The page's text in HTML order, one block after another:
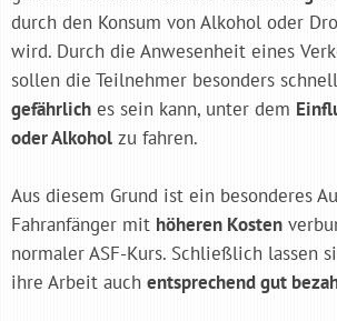
durch den Konsum von Alkohol oder
wird. Durch die Anwesenheit eines
sollen die Teilnehmer besonders
gefährlich es sein kann, unter dem
oder Alkohol zu fahren.
Aus diesem Grund ist ein besonderes
Fahranfänger mit höheren Kosten
normaler ASF-Kurs. Schließlich lassen
ihre Arbeit auch entsprechend gut